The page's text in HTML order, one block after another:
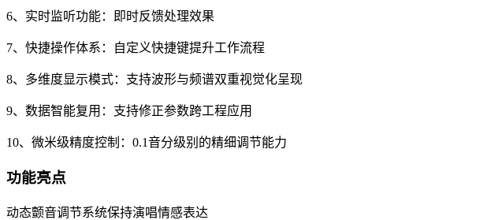
6、实时监听功能：即时反馈处理效果
7、快捷操作体系：自定义快捷键提升工作流程
8、多维度显示模式：支持波形与频谱双重视觉化呈现
9、数据智能复用：支持修正参数跨工程应用
10、微米级精度控制：0.1音分级别的精细调节能力
功能亮点
动态颤音调节系统保持演唱情感表达